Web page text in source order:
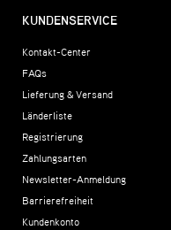
KUNDENSERVICE
Kontakt-Center
FAQs
Lieferung & Versand
Länderliste
Registrierung
Zahlungsarten
Newsletter-Anmeldung
Barrierefreiheit
Kundenkonto